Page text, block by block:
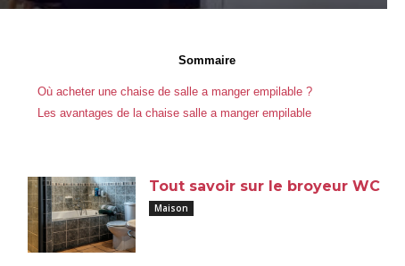
Sommaire
Où acheter une chaise de salle a manger empilable ?
Les avantages de la chaise salle a manger empilable
Tout savoir sur le broyeur WC
Maison